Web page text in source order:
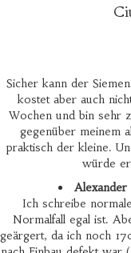
Sicher kann der
kostet aber auch
Wochen und bin sehr
gegenüber meinem
praktisch der kleine.
würde
Alexander
Ich schreibe
Normalfall egal ist.
geärgert, da ich noch